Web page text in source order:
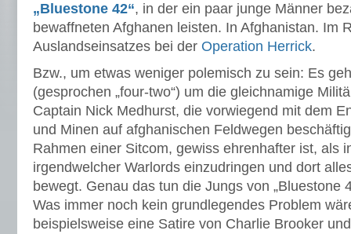
„Bluestone 42“, in der ein paar junge Männer
bewaffneten Afghanen leisten. In Afghanistan. Im
Auslandseinsatzes bei der Operation Herrick.
Bzw., um etwas weniger polemisch zu sein: Es
(gesprochen „four-two“) um die gleichnamige
Captain Nick Medhurst, die vorwiegend mit dem
und Minen auf afghanischen Feldwegen
Rahmen einer Sitcom, gewiss ehrenhafter ist, als
irgendwelcher Warlords einzudringen und dort
bewegt. Genau das tun die Jungs von „Bluestone
Was immer noch kein grundlegendes Problem
beispielsweise eine Satire von Charlie Brooker